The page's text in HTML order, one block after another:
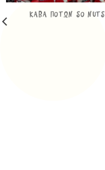
ΚΑΒΑ ΠΟΤΩΝ SO NUTS